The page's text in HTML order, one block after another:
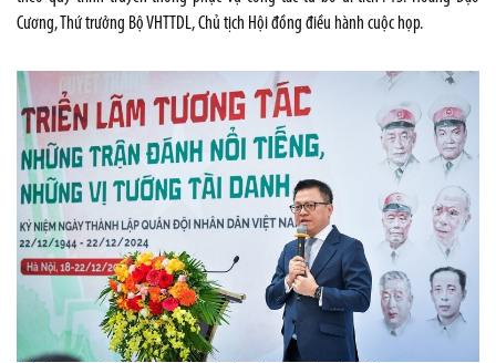
Cương, Thứ trưởng Bộ VHTTDL, Chủ tịch Hội đồng điều hành cuộc họp.